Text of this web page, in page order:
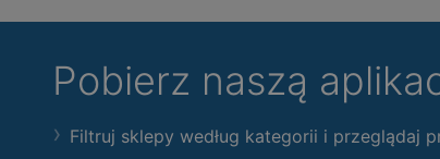
Pobierz naszą
Filtruj sklepy według kategorii i przeglądaj